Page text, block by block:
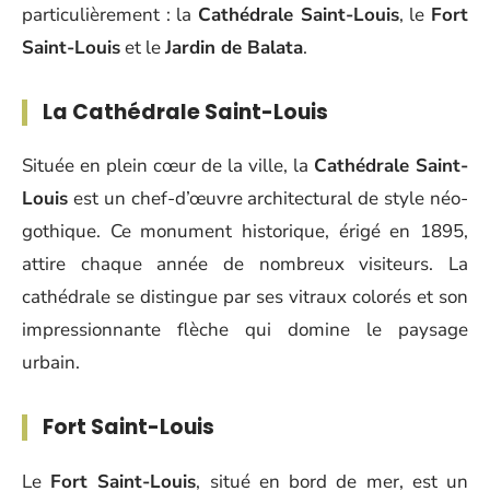
particulièrement : la Cathédrale Saint-Louis, le Fort
Saint-Louiset leJardin de Balata.
La Cathédrale Saint-Louis
Située en plein cœur de la ville, la Cathédrale Saint-
Louis est un chef-d’œuvre architectural de style néo-
gothique. Ce monument historique, érigé en 1895,
attire chaque année de nombreux visiteurs. La
cathédrale se distingue par ses vitraux colorés et son
impressionnante flèche qui domine le paysage
urbain.
Fort Saint-Louis
Le Fort Saint-Louis, situé en bord de mer, est un